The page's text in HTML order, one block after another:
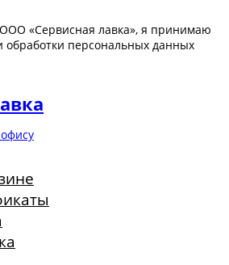
«Сервисная лавка», я принимаю
обработки персональных данных